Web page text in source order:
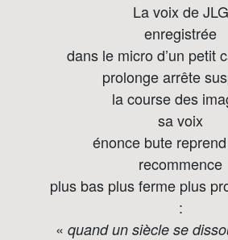
La voix de JLG
enregistrée
dans le micro d’un petit
prolonge arrête
la course des
sa voix
énonce bute
recommence
plus bas plus ferme plus
:
« quand un siècle se